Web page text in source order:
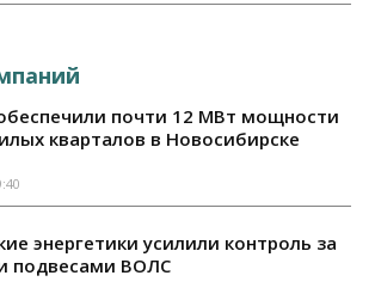
почти 12 МВт мощности
кварталов в Новосибирске
энергетики усилили контроль за
подвесами ВОЛС